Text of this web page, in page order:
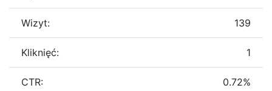
Wizyt: 139
Kliknięć: 1
CTR: 0.72%